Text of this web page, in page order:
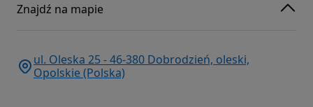
Znajdź na mapie
ul. Oleska 25 - 46-380 Dobrodzień, oleski,
Opolskie (Polska)